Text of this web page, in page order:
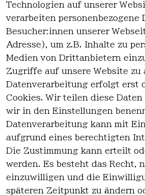
für Details
Technologien auf unserer
verarbeiten personenbezogene
Besucher:innen unserer
Adresse), um z.B. Inhalte zu
Medien von Drittanbietern
Zugriffe auf unsere Website zu
Datenverarbeitung erfolgt erst
Cookies. Wir teilen diese
wir in den Einstellungen
Datenverarbeitung kann mit
aufgrund eines berechtigten
Die Zustimmung kann erteilt
werden. Es besteht das Recht,
einzuwilligen und die
späteren Zeitpunkt zu ändern
es
AGB
Datenschutz
Kontakt
Kontakt
Registrieren